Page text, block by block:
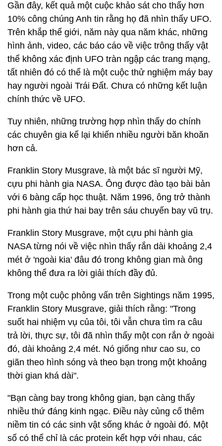
Gần đây, kết quả một cuộc khảo sát cho thấy hơn
10% công chúng Anh tin rằng họ đã nhìn thấy UFO.
Trên khắp thế giới, năm này qua năm khác, những
hình ảnh, video, các báo cáo về việc trông thấy vật
thể không xác định UFO tràn ngập các trang mạng,
tất nhiên đó có thể là một cuộc thử nghiệm máy bay
hay người ngoài Trái Đất. Chưa có những kết luận
chính thức về UFO.
Tuy nhiên, những trường hợp nhìn thấy do chính
các chuyên gia kể lại khiến nhiều người băn khoăn
hơn cả.
Franklin Story Musgrave, là một bác sĩ người Mỹ,
cựu phi hành gia NASA. Ông được đào tạo bài bản
với 6 bàng cấp học thuật. Năm 1996, ông trở thành
phi hành gia thứ hai bay trên sáu chuyến bay vũ trụ.
Franklin Story Musgrave, một cựu phi hành gia
NASA từng nói về việc nhìn thấy rắn dài khoảng 2,4
mét ở 'ngoài kia' đâu đó trong không gian mà ông
không thể đưa ra lời giải thích đầy đủ.
Trong một cuộc phỏng vấn trên Sightings năm 1995,
Franklin Story Musgrave, giải thích rằng: "Trong
suốt hai nhiệm vụ của tôi, tôi vẫn chưa tìm ra câu
trả lời, thực sự, tôi đã nhìn thấy một con rắn ở ngoài
đó, dài khoảng 2,4 mét. Nó giống như cao su, co
giãn theo hình sóng và theo bạn trong một khoảng
thời gian khá dài".
"Bạn càng bay trong không gian, bạn càng thấy
nhiều thứ đáng kinh ngạc. Điều này củng cố thêm
niềm tin có các sinh vật sống khác ở ngoài đó. Một
số có thể chỉ là các protein kết hợp với nhau, các